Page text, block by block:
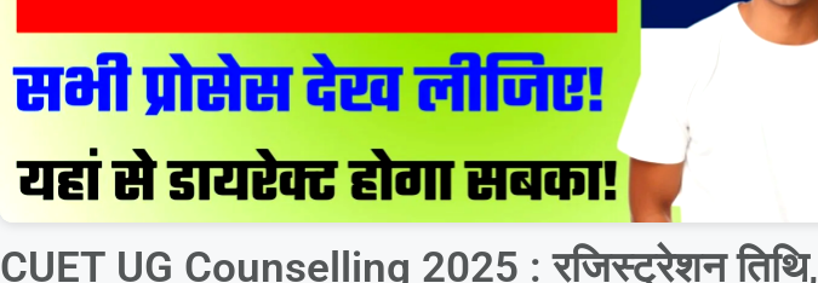
CUET UG Counselling 2025 : रजिस्ट्रेशन तिथि,